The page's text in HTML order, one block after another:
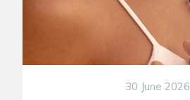
30 June 2026